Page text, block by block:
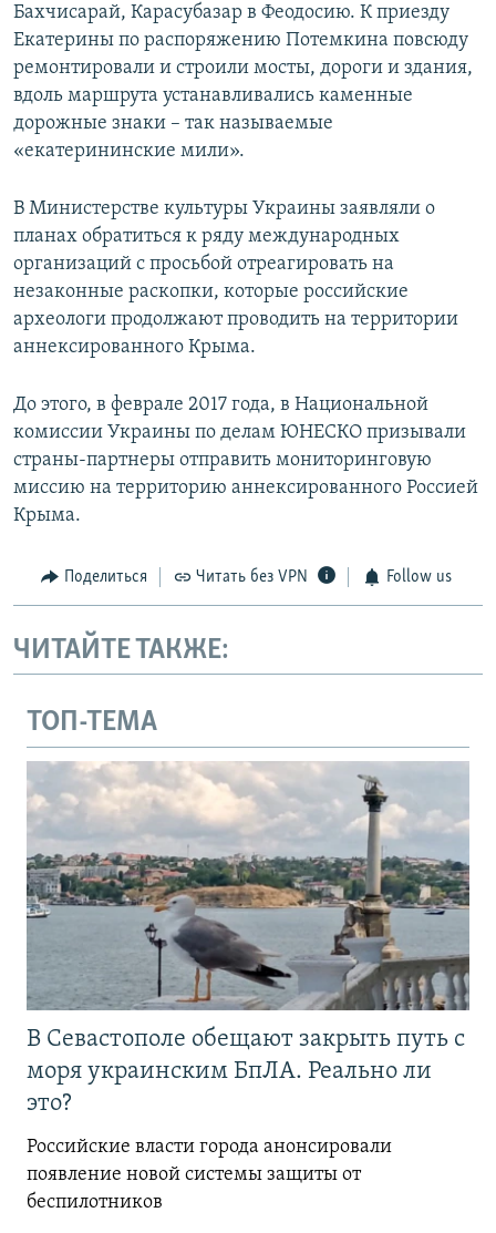
Бахчисарай, Карасубазар в Феодосию. К приезду
Екатерины по распоряжению Потемкина повсюду
ремонтировали и строили мосты, дороги и здания,
вдоль маршрута устанавливались каменные
дорожные знаки – так называемые
«екатерининские мили».
В Министерстве культуры Украины заявляли о
планах обратиться к ряду международных
организаций с просьбой отреагировать на
незаконные раскопки, которые российские
археологи продолжают проводить на территории
аннексированного Крыма.
До этого, в феврале 2017 года, в Национальной
комиссии Украины по делам ЮНЕСКО призывали
страны-партнеры отправить мониторинговую
миссию на территорию аннексированного Россией
Крыма.
Поделиться Читать без VPN Follow us
ЧИТАЙТЕ ТАКЖЕ:
ТОП-ТЕМА
В Севастополе обещают закрыть путь с
моря украинским БпЛА. Реально ли
это?
Российские власти города анонсировали
появление новой системы защиты от
беспилотников